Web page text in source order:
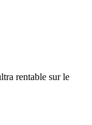
rentable sur le